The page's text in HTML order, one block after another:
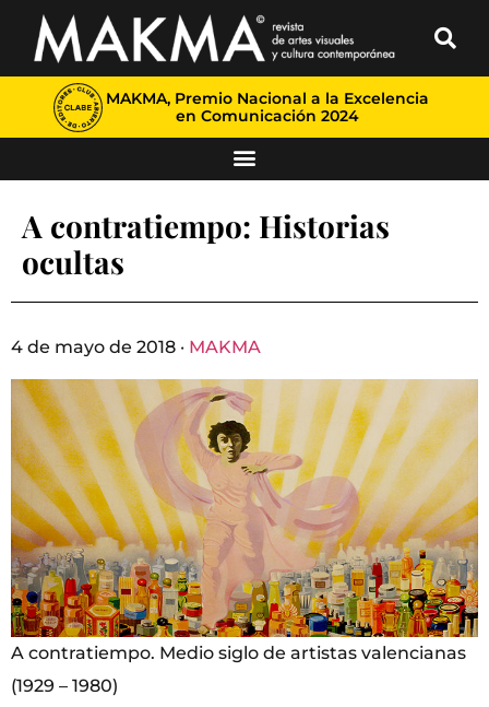
MAKMA, Premio Nacional a la Excelencia
en Comunicación 2024
A contratiempo: Historias
ocultas
4 de mayo de 2018 · MAKMA
A contratiempo. Medio siglo de artistas valencianas
(1929 – 1980)